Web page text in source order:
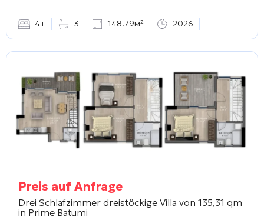
4+ 3 148.79м² 2026
Preis auf Anfrage
Drei Schlafzimmer dreistöckige Villa von 135,31 qm
in Prime Batumi